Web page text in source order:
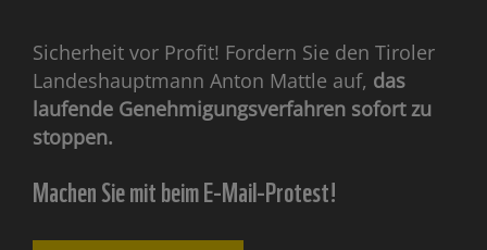
Sicherheit vor Profit! Fordern Sie den Tiroler
Landeshauptmann Anton Mattle auf, das
laufende Genehmigungsverfahren sofort zu
stoppen.
Machen Sie mit beim E-Mail-Protest!​